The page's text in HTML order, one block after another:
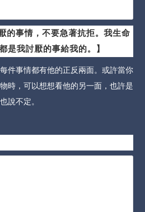
的事情，不要急著抗拒。 我生命
是我討厭的事給我的。
】
件事情都有他的正反兩面。 或許當你
時，可以想想看他的另一面，也許是
說不定。